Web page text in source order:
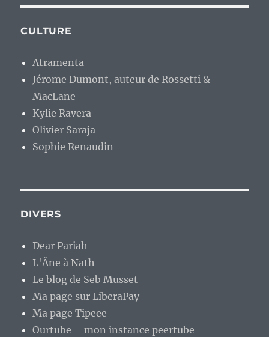
CULTURE
Atramenta
Jérome Dumont, auteur de Rossetti &
MacLane
Kylie Ravera
Olivier Saraja
Sophie Renaudin
DIVERS
Dear Pariah
L'Âne à Nath
Le blog de Seb Musset
Ma page sur LiberaPay
Ma page Tipeee
Ourtube – mon instance peertube